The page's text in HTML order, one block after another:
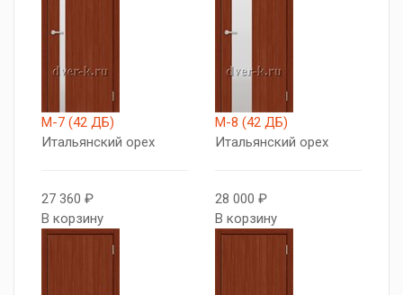
М-7 (42 ДБ)
Итальянский орех
27 360 ₽
В корзину
М-8 (42 ДБ)
Итальянский орех
28 000 ₽
В корзину